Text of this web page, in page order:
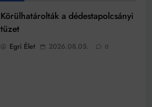
Körülhatárolták a dédestapolcsányi
tüzet
Egri Élet 2026.08.05. 0